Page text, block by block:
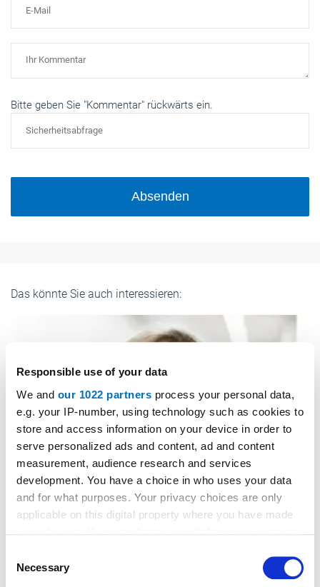
Responsible use of your data
We and our 1022 partners process your personal data,
e.g. your IP-number, using technology such as cookies to
store and access information on your device in order to
serve personalized ads and content, ad and content
measurement, audience research and services
development. You have a choice in who uses your data
and for what purposes. Your privacy choices are only
applicable on this digital property where you have made
the Privacy trigger icon.
Selection
Necessary
Bitte geben Sie "Kommentar" rückwärts ein.
Absenden
Das könnte Sie auch interessieren: